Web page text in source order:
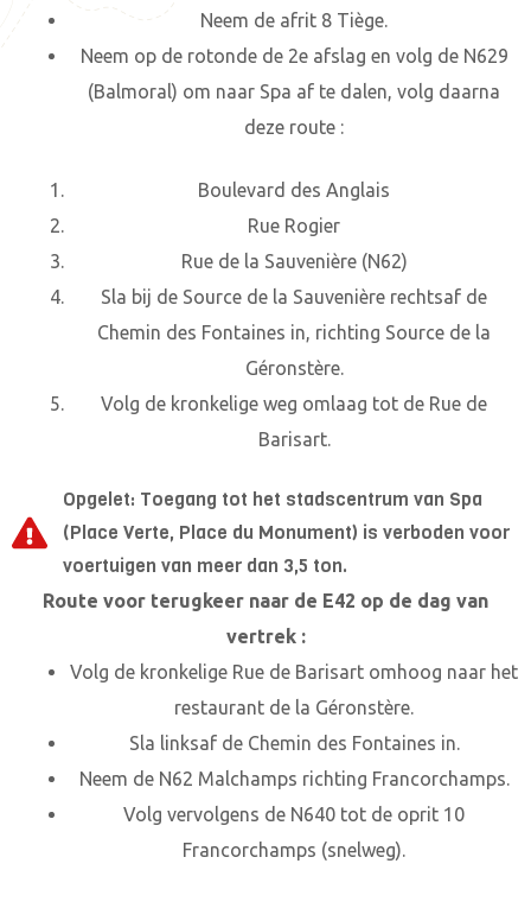
Neem de afrit 8 Tiège.
Neem op de rotonde de 2e afslag en volg de N629
(Balmoral) om naar Spa af te dalen, volg daarna
deze route :
Boulevard des Anglais
Rue Rogier
Rue de la Sauvenière (N62)
Sla bij de Source de la Sauvenière rechtsaf de
Chemin des Fontaines in, richting Source de la
Géronstère.
Volg de kronkelige weg omlaag tot de Rue de
Barisart.
Opgelet: Toegang tot het stadscentrum van Spa
(Place Verte, Place du Monument) is verboden voor
voertuigen van meer dan 3,5 ton.
Route voor terugkeer naar de E42 op de dag van
vertrek :
Volg de kronkelige Rue de Barisart omhoog naar het
restaurant de la Géronstère.
Sla linksaf de Chemin des Fontaines in.
Neem de N62 Malchamps richting Francorchamps.
Volg vervolgens de N640 tot de oprit 10
Francorchamps (snelweg).